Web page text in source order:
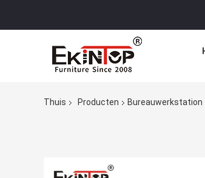
Thuis Producten Bureauwerkstation